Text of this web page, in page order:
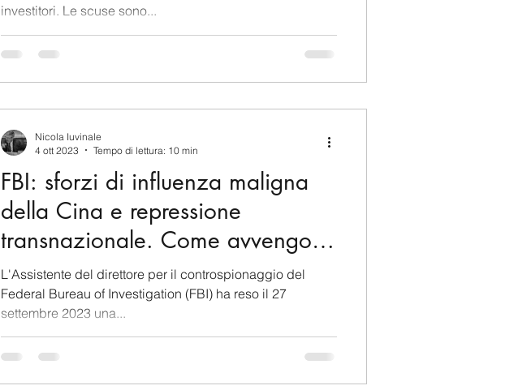
investitori. Le scuse sono...
FBI: sforzi di influenza maligna
della Cina e repressione
transnazionale. Come avvengono
e rimedi
L'Assistente del direttore per il controspionaggio del
Federal Bureau of Investigation (FBI) ha reso il 27
settembre 2023 una...
Nicola Iuvinale
4 ott 2023
Tempo di lettura: 10 min